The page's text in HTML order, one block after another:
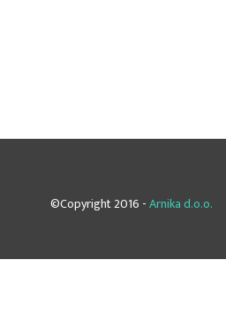
©Copyright 2016 -Arnika d.o.o.